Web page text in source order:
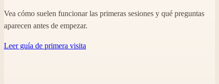
Vea cómo suelen funcionar las primeras sesiones y qué preguntas
aparecen antes de empezar.
Leer guía de primera visita